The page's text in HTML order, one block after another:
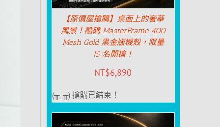
【原價屋搶購】桌面上的奢華
風景！酷碼 MasterFrame 400
Mesh Gold 黑金版機殼，限量
15 名開搶！
NT$6,890
(╥_╥) 搶購已結束！